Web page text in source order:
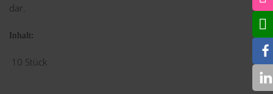
dar.
Inhalt:
10 Stück